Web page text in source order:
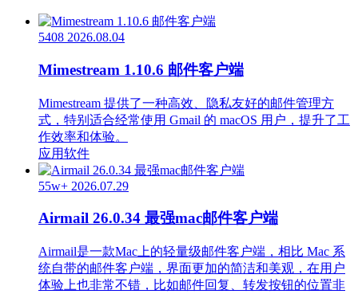
5408 2026.08.04
Mimestream 1.10.6 邮件客户端
Mimestream 提供了一种高效、隐私友好的邮件管理方
式，特别适合经常使用 Gmail 的 macOS 用户，提升了工
作效率和体验。
应用软件
55w+ 2026.07.29
Airmail 26.0.34 最强mac邮件客户端
Airmail是一款Mac上的轻量级邮件客户端，相比 Mac 系
统自带的邮件客户端，界面更加的简洁和美观，在用户
体验上也非常不错，比如邮件回复、转发按钮的位置非